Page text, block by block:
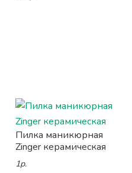
Пилка маникюрная
Zinger керамическая
1р.